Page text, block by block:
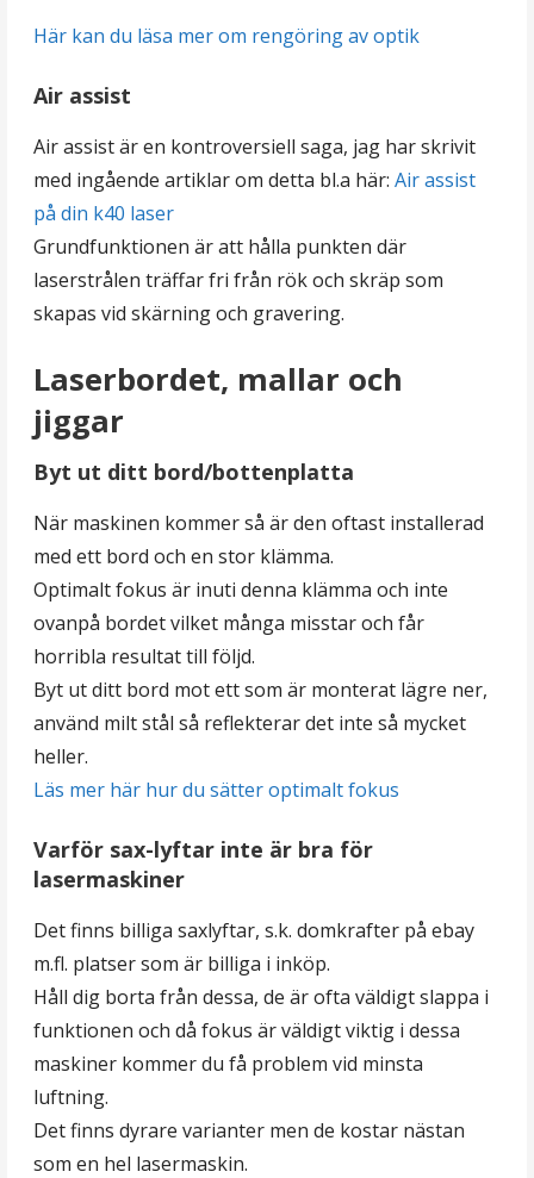
Här kan du läsa mer om rengöring av optik
Air assist
Air assist är en kontroversiell saga, jag har skrivit
med ingående artiklar om detta bl.a här:Air assist
på din k40 laser
Grundfunktionen är att hålla punkten där
laserstrålen träffar fri från rök och skräp som
skapas vid skärning och gravering.
Laserbordet, mallar och
jiggar
Byt ut ditt bord/bottenplatta
När maskinen kommer så är den oftast installerad
med ett bord och en stor klämma.
Optimalt fokus är inuti denna klämma och inte
ovanpå bordet vilket många misstar och får
horribla resultat till följd.
Byt ut ditt bord mot ett som är monterat lägre ner,
använd milt stål så reflekterar det inte så mycket
heller.
Läs mer här hur du sätter optimalt fokus
Varför sax-lyftar inte är bra för
lasermaskiner
Det finns billiga saxlyftar, s.k. domkrafter på ebay
m.fl. platser som är billiga i inköp.
Håll dig borta från dessa, de är ofta väldigt slappa i
funktionen och då fokus är väldigt viktig i dessa
maskiner kommer du få problem vid minsta
luftning.
Det finns dyrare varianter men de kostar nästan
som en hel lasermaskin.